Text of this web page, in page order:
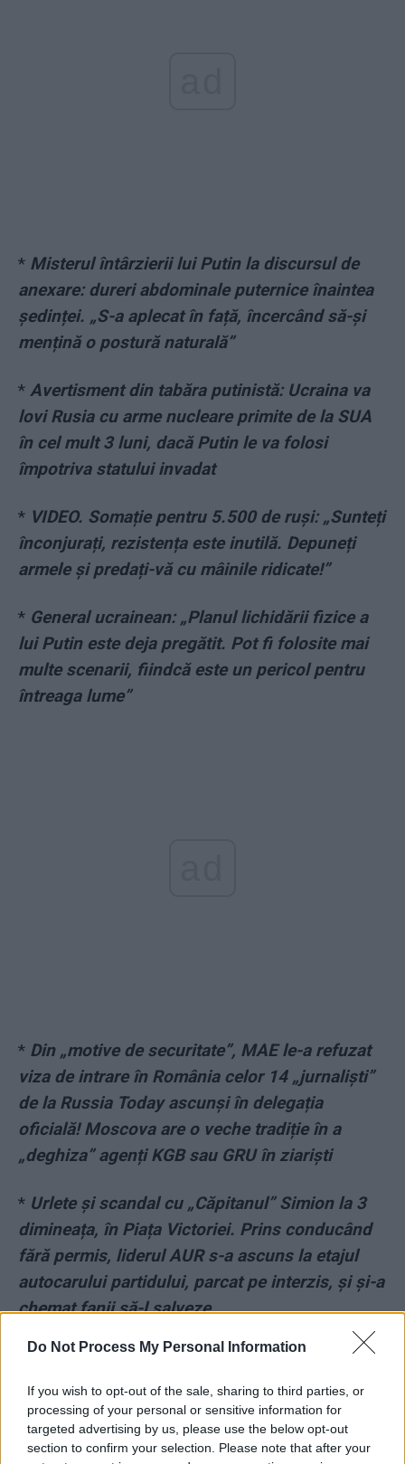
Do Not Process My Personal Information
If you wish to opt-out of the sale, sharing to third parties, or
processing of your personal or sensitive information for
targeted advertising by us, please use the below opt-out
section to confirm your selection. Please note that after your
* Misterul întârzierii lui Putin la discursul de
anexare: dureri abdominale puternice înaintea
ședinței. „S-a aplecat în față, încercând să-și
mențină o postură naturală”
* Avertisment din tabăra putinistă: Ucraina va
lovi Rusia cu arme nucleare primite de la SUA
în cel mult 3 luni, dacă Putin le va folosi
împotriva statului invadat
* VIDEO. Somație pentru 5.500 de ruși: „Sunteți
înconjurați, rezistența este inutilă. Depuneți
armele și predați-vă cu mâinile ridicate!”
* General ucrainean: „Planul lichidării fizice a
lui Putin este deja pregătit. Pot fi folosite mai
multe scenarii, fiindcă este un pericol pentru
întreaga lume”
* Din „motive de securitate”, MAE le-a refuzat
viza de intrare în România celor 14 „jurnaliști”
de la Russia Today ascunși în delegația
oficială! Moscova are o veche tradiție în a
„deghiza” agenți KGB sau GRU în ziariști
* Urlete și scandal cu „Căpitanul” Simion la 3
dimineața, în Piața Victoriei. Prins conducând
fără permis, liderul AUR s-a ascuns la etajul
autocarului partidului, parcat pe interzis, și și-a
chemat fanii să-l salveze
*Încă un trofeu pentru „vânătoarea de
plagiatori”, Emilia Șercan: ministrul Sorin
Cîmpeanu și-a dat demisia. S-a ales praful de
„România Educată” a lui Klaus Iohannis!